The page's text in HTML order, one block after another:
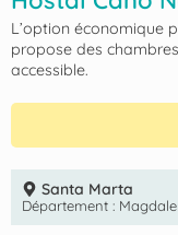
L’option économique
propose des
accessible.
Santa Marta
Département :